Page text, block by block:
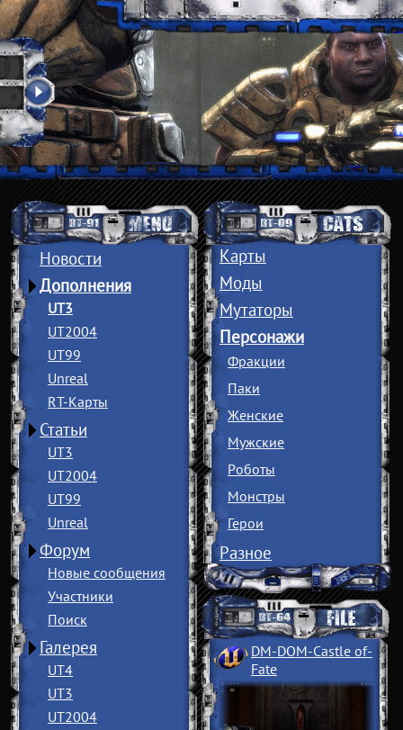
Новости
Дополнения
UT3
UT2004
UT99
Unreal
RT-Карты
Статьи
UT3
UT2004
UT99
Unreal
Форум
Новые сообщения
Участники
Поиск
Галерея
UT4
UT3
UT2004
Карты
Моды
Мутаторы
Персонажи
Фракции
Паки
Женские
Мужские
Роботы
Монстры
Герои
Разное
DM-DOM-Castle of­
Fate